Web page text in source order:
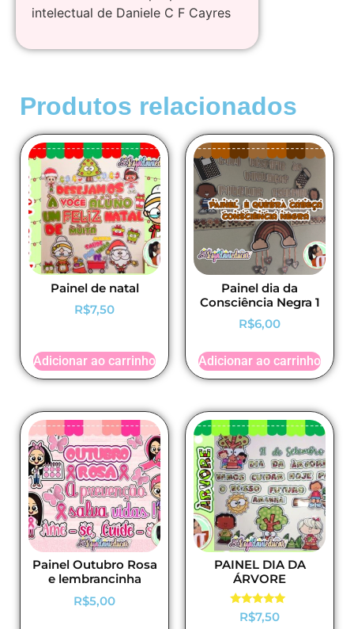
intelectual de Daniele C F Cayres
Produtos relacionados
Painel de natal
R$7,50
Adicionar ao carrinho
Painel dia da
Consciência Negra 1
R$6,00
Adicionar ao carrinho
Painel Outubro Rosa
e lembrancinha
R$5,00
PAINEL DIA DA
ÁRVORE
Avaliação
5.00
R$7,50